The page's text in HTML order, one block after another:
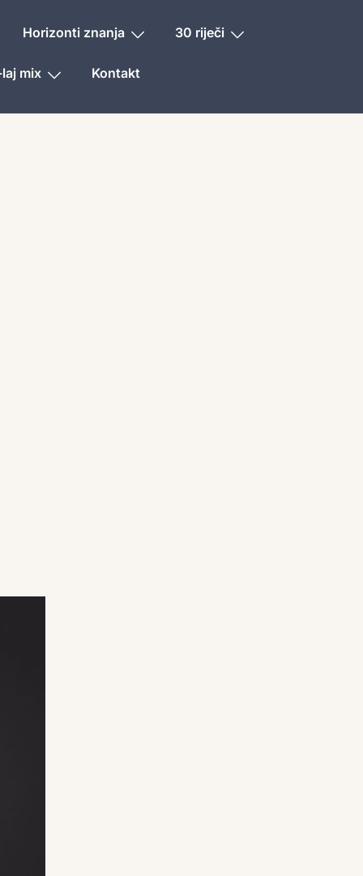
Horizonti znanja 30 riječi
mix Kontakt